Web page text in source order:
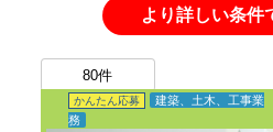
より詳しい条件
80件
かんたん応募
建築、土木、工事業
務